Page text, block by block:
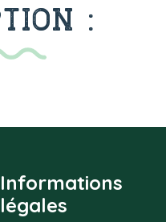
:
Informations
légales